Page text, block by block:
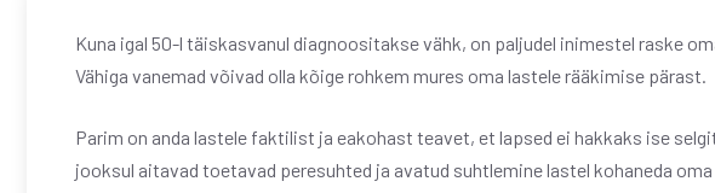
Kuna igal 50-l täiskasvanul diagnoositakse vähk, on paljudel inimestel raske
Vähiga vanemad võivad olla kõige rohkem mures oma lastele rääkimise pärast.
Parim on anda lastele faktilist ja eakohast teavet, et lapsed ei hakkaks ise
jooksul aitavad toetavad peresuhted ja avatud suhtlemine lastel kohaneda oma